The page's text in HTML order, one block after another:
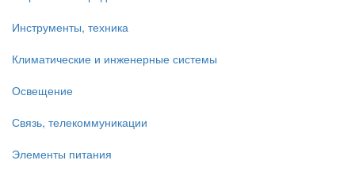
Инструменты, техника
Климатические и инженерные системы
Освещение
Связь, телекоммуникации
Элементы питания